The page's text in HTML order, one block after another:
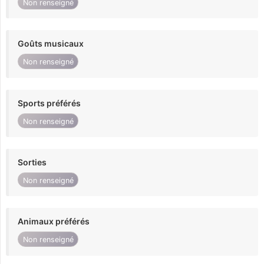
Non renseigné
Goûts musicaux
Non renseigné
Sports préférés
Non renseigné
Sorties
Non renseigné
Animaux préférés
Non renseigné